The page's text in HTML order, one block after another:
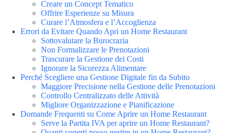
Creare un Concept Tematico
Offrire Esperienze su Misura
Curare l’Atmosfera e l’Accoglienza
Errori da Evitare Quando Apri un Home Restaurant
Sottovalutare la Burocrazia
Non Formalizzare le Prenotazioni
Trascurare la Gestione dei Costi
Ignorare la Sicurezza Alimentare
Perché Scegliere una Gestione Digitale fin da Subito
Maggiore Precisione nella Gestione delle Prenotazioni
Controllo Centralizzato delle Attività
Migliore Organizzazione e Pianificazione
Domande Frequenti su Come Aprire un Home Restaurant
Serve la Partita IVA per aprire un Home Restaurant?